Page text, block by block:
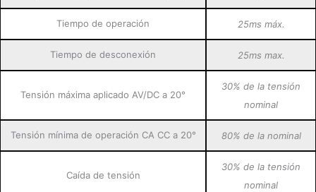
Tiempo de operación 25ms máx.
Tiempo de desconexión 25ms max.
Tensión máxima aplicado AV/DC a 20°
30% de la tensión
nominal
Tensión mínima de operación CA CC a 20° 80% de la nominal
Caída de tensión
30% de la tensión
nominal